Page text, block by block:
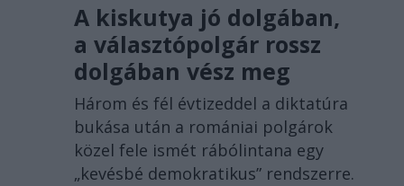
A kiskutya jó dolgában,
a választópolgár rossz
dolgában vész meg
Három és fél évtizeddel a diktatúra
bukása után a romániai polgárok
közel fele ismét rábólintana egy
„kevésbé demokratikus” rendszerre.